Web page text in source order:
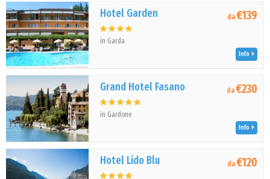
Hotel Garden
in Garda
da€139
Info
Grand Hotel Fasano
in Gardone
da€230
Info
Hotel Lido Blu da€120